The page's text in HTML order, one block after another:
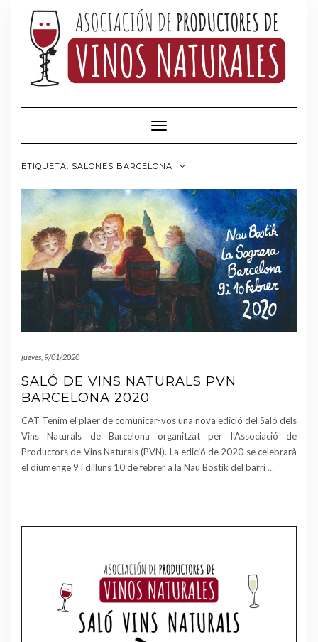
contenido
Cambiar modo de navegación
ETIQUETA: SALONES BARCELONA
jueves, 9/01/2020
SALÓ DE VINS NATURALS PVN
BARCELONA 2020
CAT Tenim el plaer de comunicar-vos una nova edició del Saló dels
Vins Naturals de Barcelona organitzat per l’Associació de
Productors de Vins Naturals (PVN). La edició de 2020 se celebrarà
el diumenge 9 i dilluns 10 de febrer a la Nau Bostik del barri …